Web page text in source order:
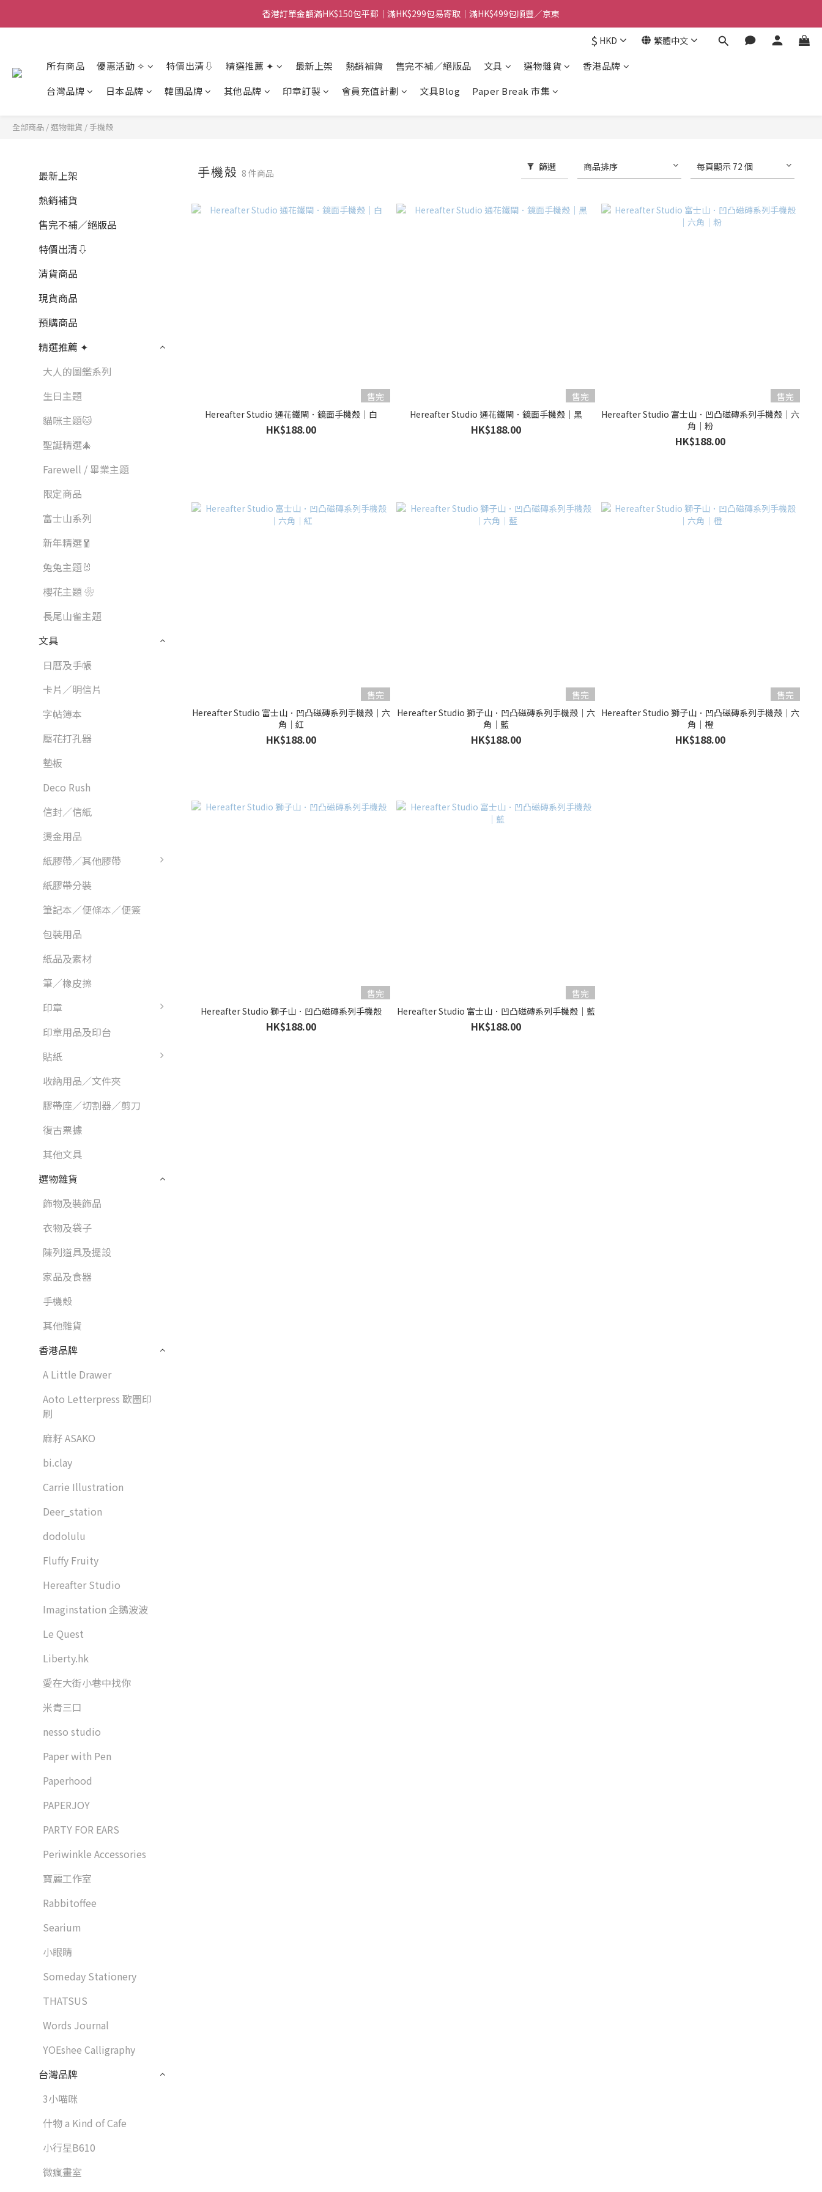
香港訂單金額滿HK$150包平郵｜滿HK$299包易寄取｜滿HK$499包順豐／京東
香港訂單金額滿HK$150包平郵｜滿HK$299包易寄取｜滿HK$499包順豐／京東
香港訂單金額滿HK$150包平郵｜滿HK$299包易寄取｜滿HK$499包順豐／京東
$ HKD 繁體中文
所有商品 優惠活動 ✧ 特價出清⇩ 精選推薦 ✦ 最新上架 熱銷補貨 售完不補／絕版品 文具 選物雜貨
香港品牌
台灣品牌
日本品牌 韓國品牌 其他品牌 印章訂製 會員充值計劃 文具Blog Paper Break 市集
全部商品 /選物雜貨 /手機殼
最新上架
熱銷補貨
售完不補／絕版品
特價出清⇩
清貨商品
現貨商品
預購商品
精選推薦 ✦
大人的圖鑑系列
生日主題
貓咪主題🐱
聖誕精選🎄
Farewell / 畢業主題
限定商品
富士山系列
新年精選🧧
兔兔主題🐰
櫻花主題 ❀
長尾山雀主題
文具
日曆及手帳
卡片／明信片
字帖簿本
壓花打孔器
墊板
Deco Rush
信封／信紙
燙金用品
紙膠帶／其他膠帶
紙膠帶分裝
筆記本／便條本／便簽
包裝用品
紙品及素材
筆／橡皮擦
印章
印章用品及印台
貼紙
收納用品／文件夾
膠帶座／切割器／剪刀
復古票據
其他文具
選物雜貨
飾物及裝飾品
衣物及袋子
陳列道具及擺設
家品及食器
手機殼
其他雜貨
香港品牌
A Little Drawer
Aoto Letterpress 歐圖印
刷
麻籽 ASAKO
bi.clay
Carrie Illustration
Deer_station
dodolulu
Fluffy Fruity
Hereafter Studio
Imaginstation 企鵝波波
Le Quest
Liberty.hk
愛在大街小巷中找你
米青三口
nesso studio
Paper with Pen
Paperhood
PAPERJOY
PARTY FOR EARS
Periwinkle Accessories
寶麗工作室
Rabbitoffee
Searium
小眼睛
Someday Stationery
THATSUS
Words Journal
YOEshee Calligraphy
台灣品牌
3小喵咪
什物 a Kind of Cafe
小行星B610
微瘋畫室
手機殼 8 件商品
篩選 商品排序 每頁顯示 72 個
售完
Hereafter Studio 通花鐵閘．鏡面手機殼｜白
HK$188.00
售完
Hereafter Studio 通花鐵閘．鏡面手機殼｜黑
HK$188.00
售完
Hereafter Studio 富士山．凹凸磁磚系列手機殼｜六
角｜粉
HK$188.00
售完
Hereafter Studio 富士山．凹凸磁磚系列手機殼｜六
角｜紅
HK$188.00
售完
Hereafter Studio 獅子山．凹凸磁磚系列手機殼｜六
角｜藍
HK$188.00
售完
Hereafter Studio 獅子山．凹凸磁磚系列手機殼｜六
角｜橙
HK$188.00
售完
Hereafter Studio 獅子山．凹凸磁磚系列手機殼
HK$188.00
售完
Hereafter Studio 富士山．凹凸磁磚系列手機殼｜藍
HK$188.00